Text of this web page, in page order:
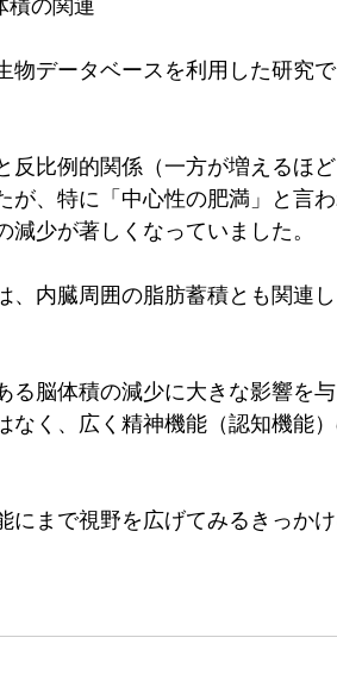
積の関連
物データベースを利用した研究
反比例的関係（一方が増えるほ
が、特に「中心性の肥満」と言
少が著しくなっていました。
、内臓周囲の脂肪蓄積とも関連
脳体積の減少に大きな影響を
なく、広く精神機能（認知機能
にまで視野を広げてみるきっか